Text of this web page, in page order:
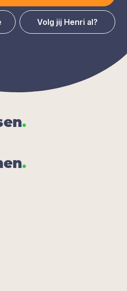
Volg jij Henri al?
.
.